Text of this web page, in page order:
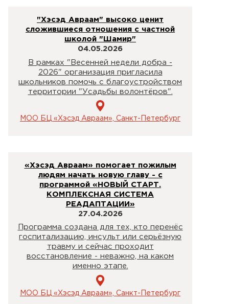
"Хэсэд Авраам" высоко ценит
сложившиеся отношения с частной
школой "Шамир"
04.05.2026
В рамках "Весенней недели добра -
2026" организация пригласила
школьников помочь с благоустройством
территории "Усадьбы волонтёров".
МОО БЦ «Хэсэд Авраам», Санкт-Петербург
«Хэсэд Авраам» помогает пожилым
людям начать новую главу - с
программой «НОВЫЙ СТАРТ.
КОМПЛЕКСНАЯ СИСТЕМА
РЕАДАПТАЦИИ»
27.04.2026
Программа создана для тех, кто перенёс
госпитализацию, инсульт или серьёзную
травму и сейчас проходит
восстановление - неважно, на каком
именно этапе.
МОО БЦ «Хэсэд Авраам», Санкт-Петербург